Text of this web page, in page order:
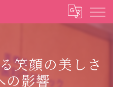
笑顔の美しさ
の影響